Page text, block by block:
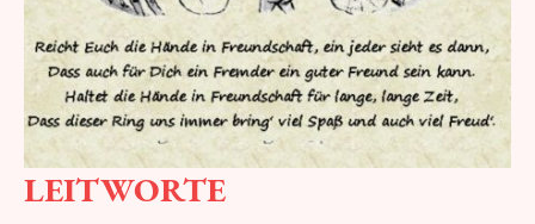
LEITWORTE